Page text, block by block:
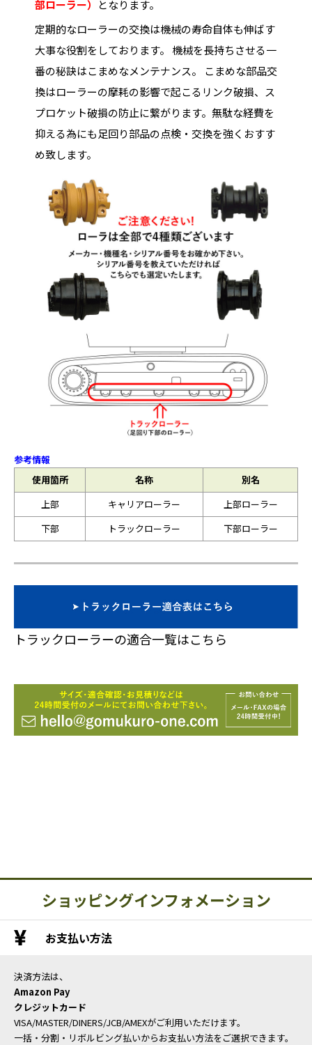
部ローラー）
となります。
定期的なローラーの交換は機械の寿命自体も伸ばす
大事な役割をしております。 機械を長持ちさせる一
番の秘訣はこまめなメンテナンス。 こまめな部品交
換はローラーの摩耗の影響で起こるリンク破損、ス
プロケット破損の防止に繋がります。無駄な経費を
抑える為にも足回り部品の点検・交換を強くおすす
め致します。
参考情報
使用箇所
名称
別名
上部
キャリアローラー
上部ローラー
下部
トラックローラー 下部ローラー
トラックローラーの適合一覧はこちら
ショッピングインフォメーション
お支払い方法
決済方法は、
Amazon Pay
クレジットカード
VISA/MASTER/DINERS/JCB/AMEXがご利用いただけます。
一括・分割・リボルビング払いからお支払い方法をご選択できます。